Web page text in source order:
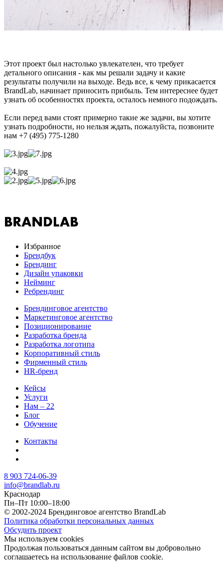
Этот проект был настолько увлекателен, что требует
детального описания - как мы решали задачу и какие
результаты получили на выходе. Ведь все, к чему прикасается
BrandLab, начинает приносить прибыль. Тем интереснее будет
узнать об особенностях проекта, осталось немного подождать.
Если перед вами стоят примерно такие же задачи, вы хотите
узнать подробности, но нельзя ждать, пожалуйста, позвоните
нам +7 (495) 775-1280
Избранное
Брендбук
Брендинг
Дизайн упаковки
Нейминг
Ребрендинг
Брендинговое агентство
Маркетинговое агентство
Позиционирование
Разработка бренда
Разработка логотипа
Корпоративный стиль
Фирменный стиль
HR-бренд
Кейсы
Услуги
Нам – 22
Блог
Обучение
Контакты
8 903 724-06-39
info@brandlab.ru
Краснодар
Пн–Пт 10:00–18:00
© 2002-2024 Брендинговое агентство BrandLab
Политика обработки персональных данных
Обсудить проект
Мы используем cookies
Продолжая пользоваться данным сайтом вы добровольно
соглашаетесь на использование файлов cookie.